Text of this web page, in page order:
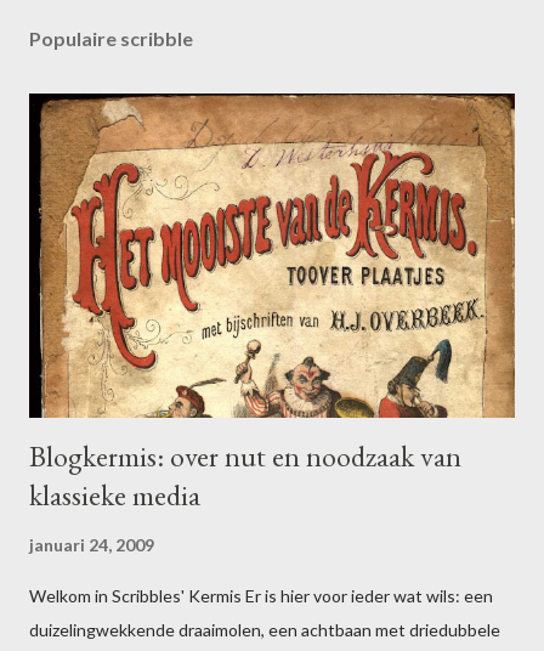
n
e
p
o
n
Populaire scribble
Blogkermis: over nut en noodzaak van
klassieke media
januari 24, 2009
Welkom in Scribbles' Kermis Er is hier voor ieder wat wils: een
duizelingwekkende draaimolen, een achtbaan met driedubbele